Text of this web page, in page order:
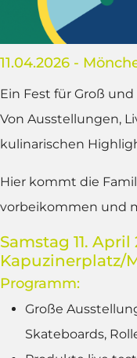
11.04.2026 -
Ein Fest für Groß
Von Ausstellungen,
kulinarischen
Hier kommt die
vorbeikommen und
Samstag 11. April
Kapuzinerplatz/
Programm:
Große
Skateboards,